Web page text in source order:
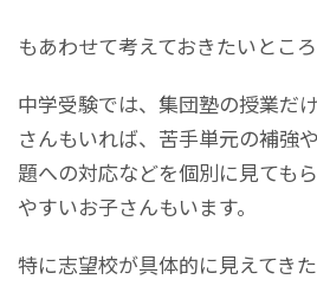
もあわせて考えておきたいところ
中学受験では、集団塾の授業だ
さんもいれば、苦手単元の補強
題への対応などを個別に見ても
やすいお子さんもいます。
特に志望校が具体的に見えてきた